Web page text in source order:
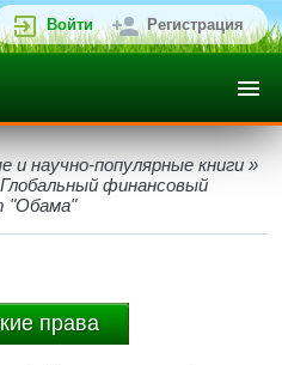
Войти Регистрация
и научно-популярные книги »
финансовый
"Обама"
права